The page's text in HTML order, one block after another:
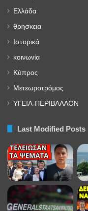
Ελλάδα
θρησκεια
Ιστορικά
κοινωνία
Κύπρος
Μετεωροτρόμος
ΥΓΕΙΑ-ΠΕΡΙΒΑΛΛΟΝ
Last Modified Posts